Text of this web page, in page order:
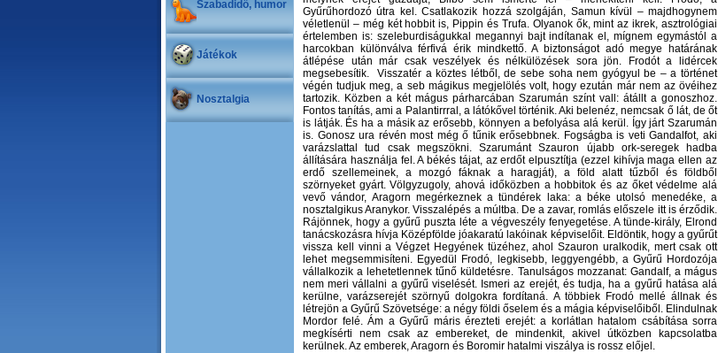
Szabadidő, humor
Játékok
Nosztalgia
Gyűrűhordozó útra kel. Csatlakozik hozzá szolgáján, Samun kívül – majdhogynem
véletlenül – még két hobbit is, Pippin és Trufa. Olyanok ők, mint az ikrek, asztrológiai
értelemben is: szeleburdiságukkal megannyi bajt indítanak el, mígnem egymástól a
harcokban különválva férfivá érik mindkettő. A biztonságot adó megye határának
átlépése után már csak veszélyek és nélkülözések sora jön. Frodót a lidércek
megsebesítik. Visszatér a köztes létből, de sebe soha nem gyógyul be – a történet
végén tudjuk meg, a seb mágikus megjelölés volt, hogy ezután már nem az övéihez
tartozik. Közben a két mágus párharcában Szarumán színt vall: átállt a gonoszhoz.
Fontos tanítás, ami a Palantirrral, a látókővel történik. Aki belenéz, nemcsak ő lát, de őt
is látják. És ha a másik az erősebb, könnyen a befolyása alá kerül. Így járt Szarumán
is. Gonosz ura révén most még ő tűnik erősebbnek. Fogságba is veti Gandalfot, aki
varázslattal tud csak megszökni. Szarumánt Szauron újabb ork-seregek hadba
állítására használja fel. A békés tájat, az erdőt elpusztítja (ezzel kihívja maga ellen az
erdő szellemeinek, a mozgó fáknak a haragját), a föld alatt tűzből és földből
szörnyeket gyárt. Völgyzugoly, ahová időközben a hobbitok és az őket védelme alá
vevő vándor, Aragorn megérkeznek a tündérek laka: a béke utolsó menedéke, a
nosztalgikus Aranykor. Visszalépés a múltba. De a zavar, romlás előszele itt is érződik.
Rájönnek, hogy a gyűrű puszta léte a végveszély fenyegetése. A tünde-király, Elrond
tanácskozásra hívja Középfölde jóakaratú lakóinak képviselőit. Eldöntik, hogy a gyűrűt
vissza kell vinni a Végzet Hegyének tüzéhez, ahol Szauron uralkodik, mert csak ott
lehet megsemmisíteni. Egyedül Frodó, legkisebb, leggyengébb, a Gyűrű Hordozója
vállalkozik a lehetetlennek tűnő küldetésre. Tanulságos mozzanat: Gandalf, a mágus
nem meri vállalni a gyűrű viselését. Ismeri az erejét, és tudja, ha a gyűrű hatása alá
kerülne, varázserejét szörnyű dolgokra fordítaná. A többiek Frodó mellé állnak és
létrejön a Gyűrű Szövetsége: a négy földi őselem és a mágia képviselőiből. Elindulnak
Mordor felé. Ám a Gyűrű máris érezteti erejét: a korlátlan hatalom csábítása sorra
megkísérti nem csak az embereket, de mindenkit, akivel útközben kapcsolatba
kerülnek. Az emberek, Aragorn és Boromir hatalmi viszálya is rossz előjel.